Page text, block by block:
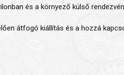
és a környező külső
átfogó kiállítás és a hozzá